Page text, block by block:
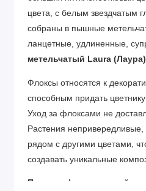
цвета, с белым звездчатым
собраны в пышные
ланцетные, удлиненные,
метельчатый Laura (Лаура)
Флоксы относятся к
способным придать
Уход за флоксами не
Растения
рядом с другими цветами,
создавать уникальные
Посадка флокса
весной в